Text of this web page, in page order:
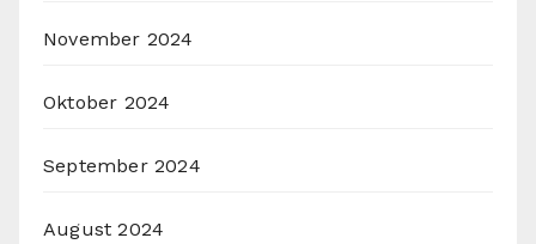
November 2024
Oktober 2024
September 2024
August 2024